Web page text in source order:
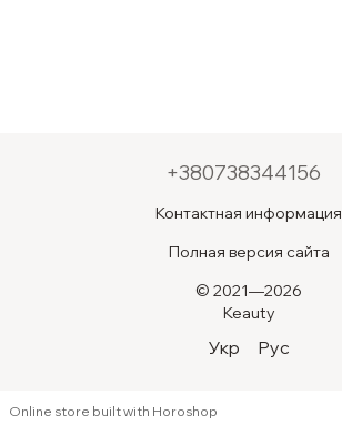
+380738344156
Контактная информация
Полная версия сайта
© 2021—2026
Keauty
Укр Рус
Online store built with Horoshop